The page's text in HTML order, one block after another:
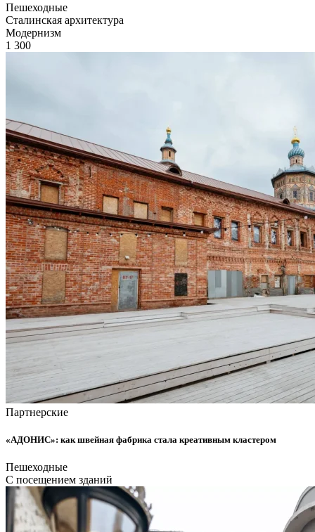
Пешеходные
Сталинская архитектура
Модернизм
1 300
Партнерские
«АДОНИС»: как швейная фабрика стала креативным кластером
Пешеходные
С посещением зданий